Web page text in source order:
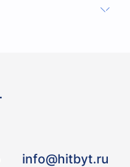
info@hitbyt.ru